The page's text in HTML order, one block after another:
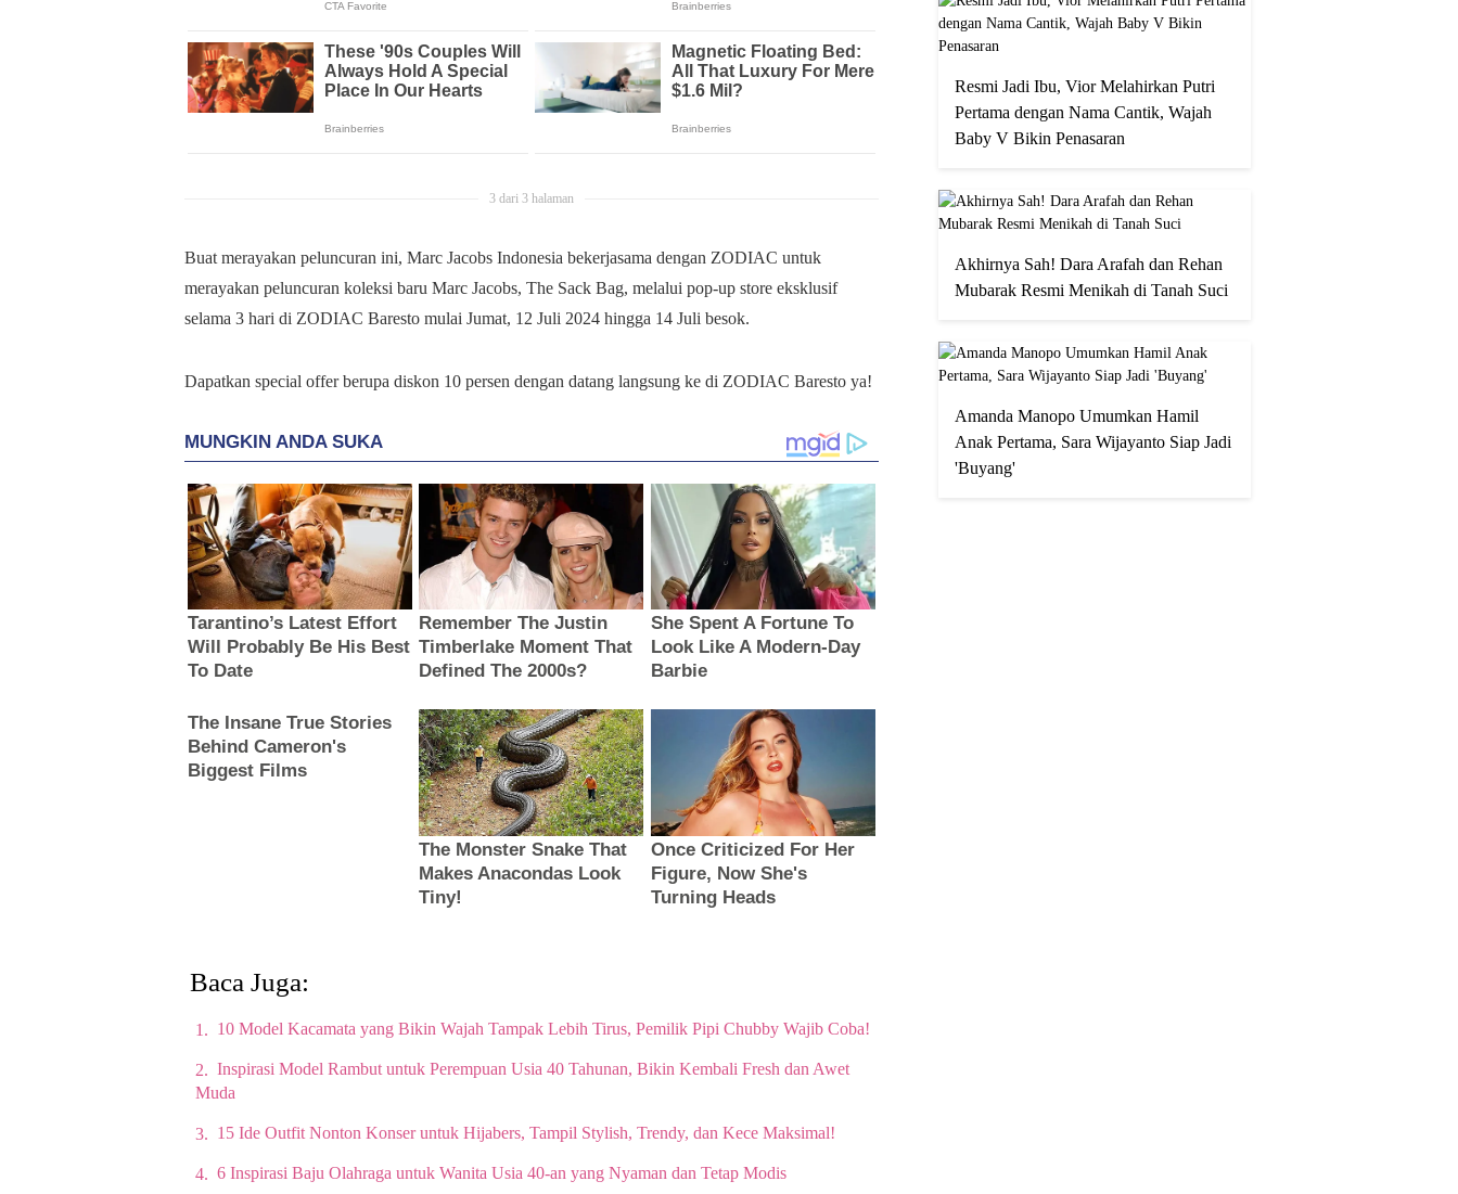
3 dari 3 halaman
Buat merayakan peluncuran ini, Marc Jacobs Indonesia bekerjasama dengan ZODIAC untuk
merayakan peluncuran koleksi baru Marc Jacobs, The Sack Bag, melalui pop-up store eksklusif
selama 3 hari di ZODIAC Baresto mulai Jumat, 12 Juli 2024 hingga 14 Juli besok.
Dapatkan special offer berupa diskon 10 persen dengan datang langsung ke di ZODIAC Baresto ya!
Baca Juga:
10 Model Kacamata yang Bikin Wajah Tampak Lebih Tirus, Pemilik Pipi Chubby Wajib Coba!
Inspirasi Model Rambut untuk Perempuan Usia 40 Tahunan, Bikin Kembali Fresh dan Awet
Muda
15 Ide Outfit Nonton Konser untuk Hijabers, Tampil Stylish, Trendy, dan Kece Maksimal!
6 Inspirasi Baju Olahraga untuk Wanita Usia 40-an yang Nyaman dan Tetap Modis
Resmi Jadi Ibu, Vior Melahirkan Putri
Pertama dengan Nama Cantik, Wajah
Baby V Bikin Penasaran
Akhirnya Sah! Dara Arafah dan Rehan
Mubarak Resmi Menikah di Tanah Suci
Amanda Manopo Umumkan Hamil
Anak Pertama, Sara Wijayanto Siap Jadi
'Buyang'